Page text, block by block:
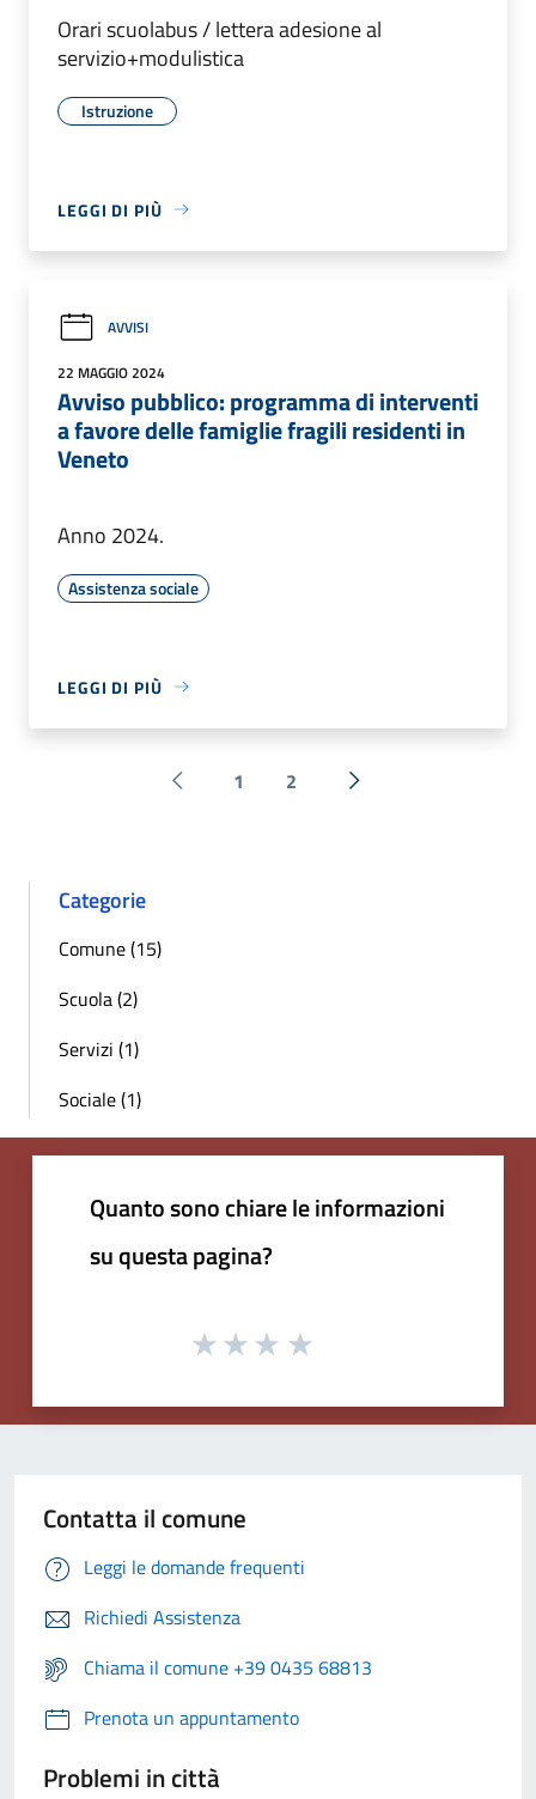
Orari scuolabus / lettera adesione al
servizio+modulistica
Istruzione
LEGGI DI PIÙ
AVVISI
22 MAGGIO 2024
Avviso pubblico: programma di interventi
a favore delle famiglie fragili residenti in
Veneto
Anno 2024.
Assistenza sociale
LEGGI DI PIÙ
Pagina precedente
1 2 Successiva »
Categorie
Comune (15)
Scuola (2)
Servizi (1)
Sociale (1)
Quanto sono chiare le informazioni
su questa pagina?
Contatta il comune
Leggi le domande frequenti
Richiedi Assistenza
Chiama il comune +39 0435 68813
Prenota un appuntamento
Problemi in città